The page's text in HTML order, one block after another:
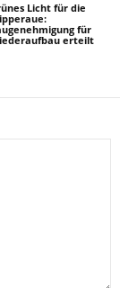
Licht für die
für
erteilt